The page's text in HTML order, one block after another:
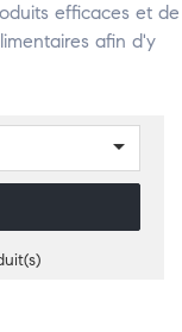
efficaces et de
afin d'y
